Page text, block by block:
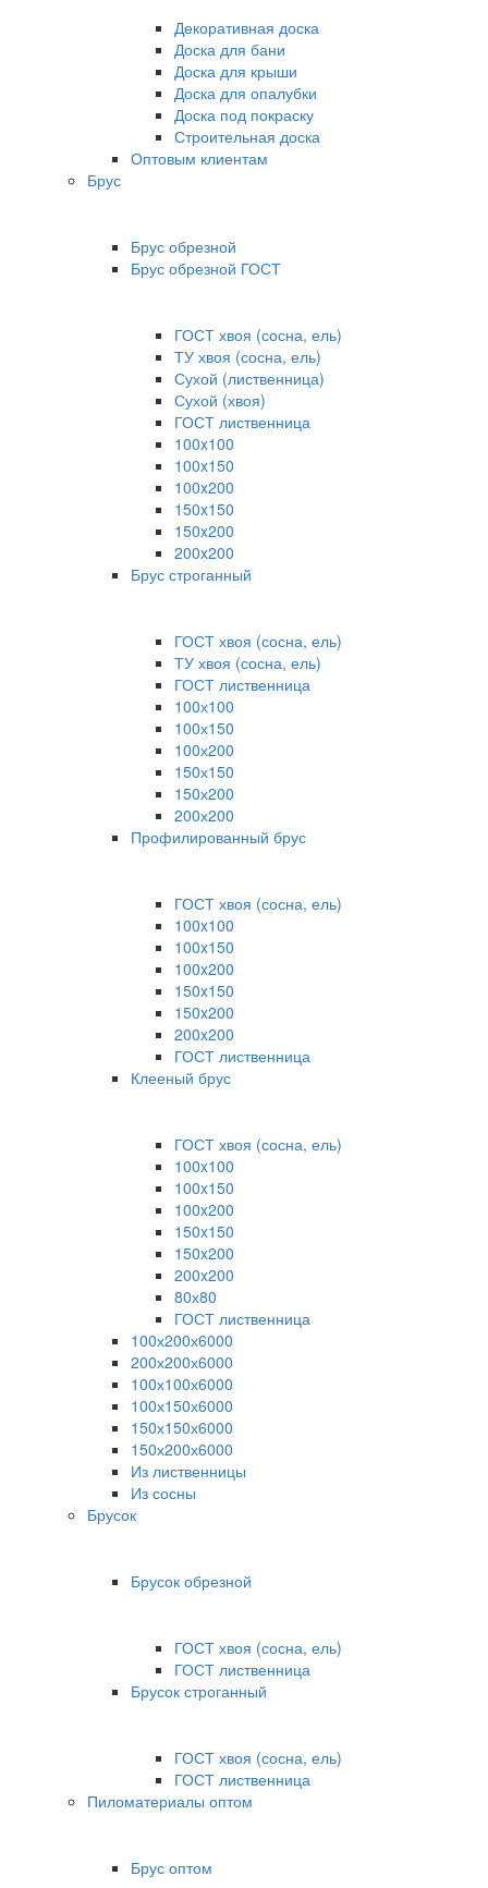
Декоративная доска
Доска для бани
Доска для крыши
Доска для опалубки
Доска под покраску
Строительная доска
Оптовым клиентам
Брус
Брус обрезной
Брус обрезной ГОСТ
ГОСТ хвоя (сосна, ель)
ТУ хвоя (сосна, ель)
Сухой (лиственница)
Сухой (хвоя)
ГОСТ лиственница
100x100
100x150
100x200
150x150
150x200
200x200
Брус строганный
ГОСТ хвоя (сосна, ель)
ТУ хвоя (сосна, ель)
ГОСТ лиственница
100х100
100х150
100х200
150х150
150х200
200х200
Профилированный брус
ГОСТ хвоя (сосна, ель)
100x100
100x150
100x200
150x150
150x200
200x200
ГОСТ лиственница
Клееный брус
ГОСТ хвоя (сосна, ель)
100x100
100x150
100x200
150x150
150x200
200x200
80х80
ГОСТ лиственница
100х200х6000
200х200х6000
100х100х6000
100х150х6000
150х150х6000
150х200х6000
Из лиственницы
Из сосны
Брусок
Брусок обрезной
ГОСТ хвоя (сосна, ель)
ГОСТ лиственница
Брусок строганный
ГОСТ хвоя (сосна, ель)
ГОСТ лиственница
Пиломатериалы оптом
Брус оптом